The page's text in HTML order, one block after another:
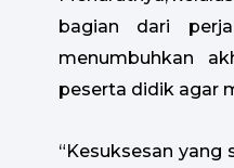
bagian dari
menumbuhkan
peserta didik agar
“Kesuksesan